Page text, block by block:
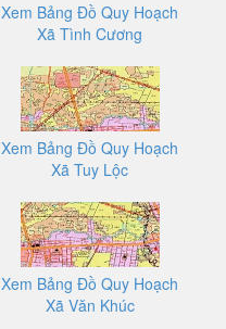
Xem Bảng Đồ Quy Hoạch
Xã Tình Cương
Xem Bảng Đồ Quy Hoạch
Xã Tuy Lộc
Xem Bảng Đồ Quy Hoạch
Xã Văn Khúc